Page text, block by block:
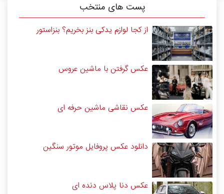
پست های منتخب
از کجا لوازم یدکی بنز بخریم؟ بنزاستور
عکس گرفتن با ماشین عروس
عکس نقاشی ماشین حرفه ای
دانلود عکس پروفایل موتور سنگین
عکس دنا پلاس دنده ای